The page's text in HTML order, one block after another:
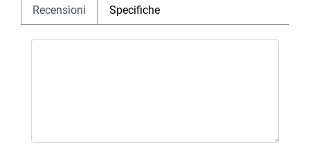
Recensioni Specifiche